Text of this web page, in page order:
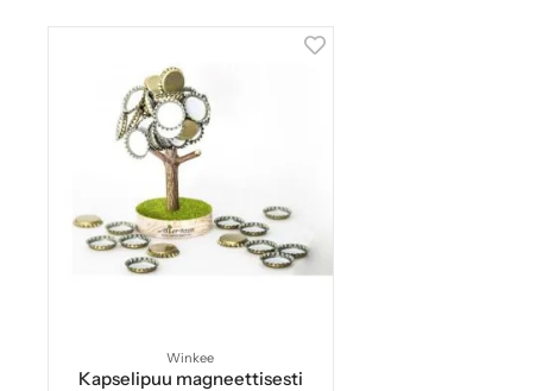
Winkee
Kapselipuu magneettisesti